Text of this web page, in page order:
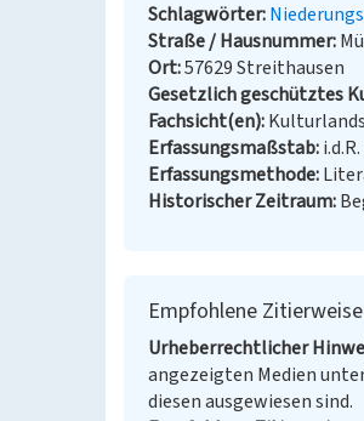
Schlagwörter
Straße / Hausnummer
Ort 57629 Streithausen
Gesetzlich geschütztes
Fachsicht(en)
Erfassungsmaßstab
Erfassungsmethode
Historischer Zeitraum
Empfohlene Zitierweise
Urheberrechtlicher
angezeigten Medien
diesen ausgewiesen sind.